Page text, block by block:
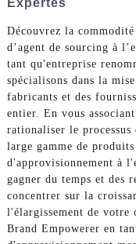
Découvrez la
d’agent de sourcing à
tant qu'entreprise
spécialisons dans la
fabricants et des
entier. En vous
rationaliser le processus
large gamme de
d'approvisionnement à
gagner du temps et des
concentrer sur la
l'élargissement de
Brand Empowerer en